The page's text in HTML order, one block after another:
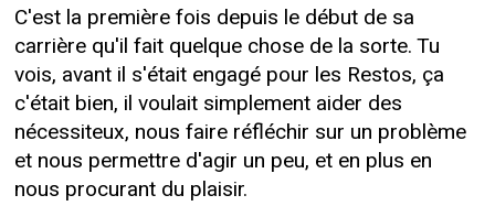
C'est la première fois depuis le début de sa
carrière qu'il fait quelque chose de la sorte. Tu
vois, avant il s'était engagé pour les Restos, ça
c'était bien, il voulait simplement aider des
nécessiteux, nous faire réfléchir sur un problème
et nous permettre d'agir un peu, et en plus en
nous procurant du plaisir.